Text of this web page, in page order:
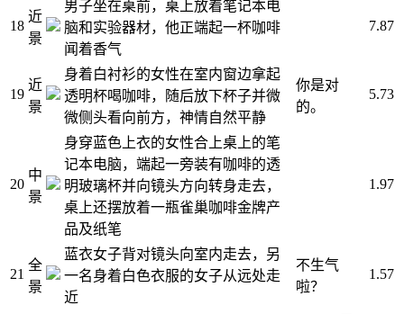
18
近
景
男子坐在桌前，桌上放着笔记本电
脑和实验器材，他正端起一杯咖啡
闻着香气
7.87
19
近
景
身着白衬衫的女性在室内窗边拿起
透明杯喝咖啡，随后放下杯子并微
微侧头看向前方，神情自然平静
你是对
的。
5.73
20
中
景
身穿蓝色上衣的女性合上桌上的笔
记本电脑，端起一旁装有咖啡的透
明玻璃杯并向镜头方向转身走去，
桌上还摆放着一瓶雀巢咖啡金牌产
品及纸笔
1.97
21
全
景
蓝衣女子背对镜头向室内走去，另
一名身着白色衣服的女子从远处走
近
不生气
啦？
1.57